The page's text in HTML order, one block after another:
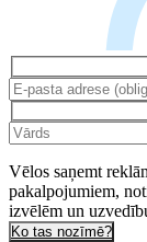
Vēlos saņemt
pakalpojumiem,
izvēlēm un
Ko tas nozīmē?